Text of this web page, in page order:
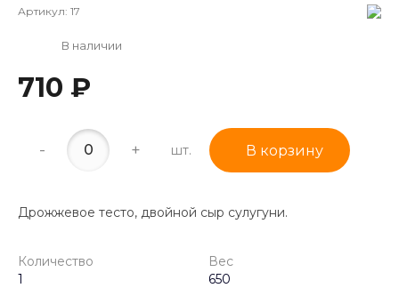
Артикул: 17
В наличии
710 ₽
- + шт. В корзину
Дрожжевое тесто, двойной сыр сулугуни.
Количество
1
Вес
650